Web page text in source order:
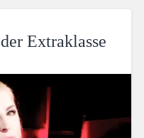
Extraklasse